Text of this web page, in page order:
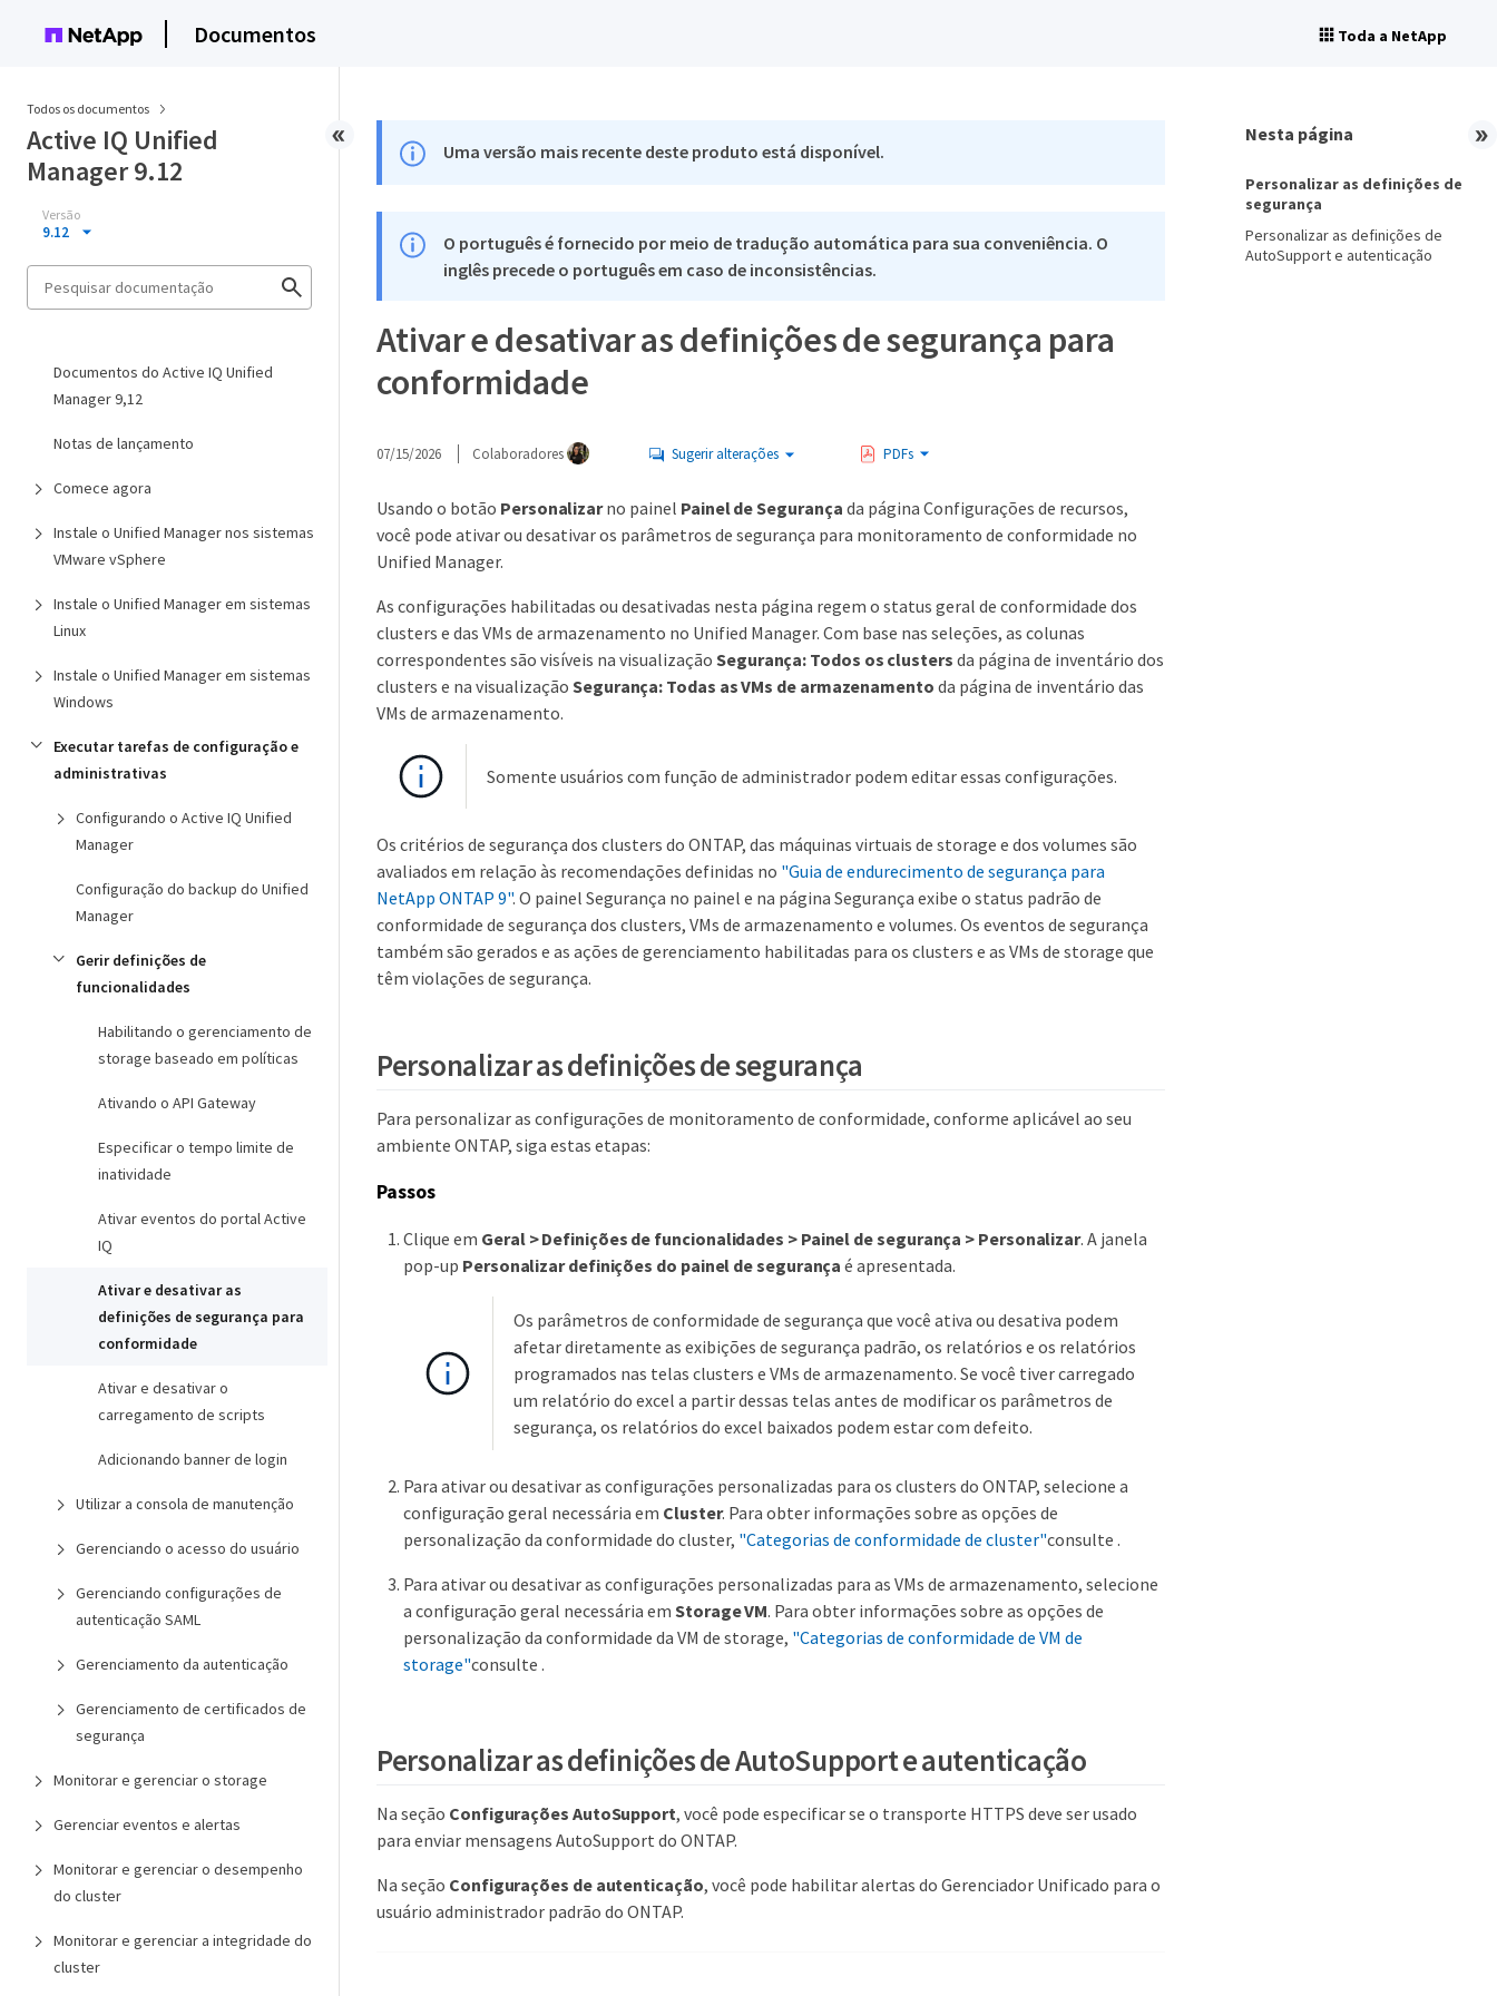
Documentos Toda a NetApp
Todos os documentos
Active IQ Unified
Manager 9.12
Versão
9.12
Documentos do Active IQ Unified
Manager 9,12
Notas de lançamento
Comece agora
Instale o Unified Manager nos sistemas
VMware vSphere
Instale o Unified Manager em sistemas
Linux
Instale o Unified Manager em sistemas
Windows
Executar tarefas de configuração e
administrativas
Configurando o Active IQ Unified
Manager
Configuração do backup do Unified
Manager
Gerir definições de
funcionalidades
Habilitando o gerenciamento de
storage baseado em políticas
Ativando o API Gateway
Especificar o tempo limite de
inatividade
Ativar eventos do portal Active
IQ
Ativar e desativar as
definições de segurança para
conformidade
Ativar e desativar o
carregamento de scripts
Adicionando banner de login
Utilizar a consola de manutenção
Gerenciando o acesso do usuário
Gerenciando configurações de
autenticação SAML
Gerenciamento da autenticação
Gerenciamento de certificados de
segurança
Monitorar e gerenciar o storage
Gerenciar eventos e alertas
Monitorar e gerenciar o desempenho
do cluster
Monitorar e gerenciar a integridade do
cluster
Uma versão mais recente deste produto está disponível.
O português é fornecido por meio de tradução automática para sua conveniência. O
inglês precede o português em caso de inconsistências.
Ativar e desativar as definições de segurança para
conformidade
07/15/2026 Colaboradores Sugerir alterações PDFs
Usando o botão Personalizarno painel Painel de Segurança da página Configurações de recursos,
você pode ativar ou desativar os parâmetros de segurança para monitoramento de conformidade no
Unified Manager.
As configurações habilitadas ou desativadas nesta página regem o status geral de conformidade dos
clusters e das VMs de armazenamento no Unified Manager. Com base nas seleções, as colunas
correspondentes são visíveis na visualização Segurança: Todos os clusters da página de inventário dos
clusters e na visualização Segurança: Todas as VMs de armazenamento da página de inventário das
VMs de armazenamento.
Somente usuários com função de administrador podem editar essas configurações.
Os critérios de segurança dos clusters do ONTAP, das máquinas virtuais de storage e dos volumes são
avaliados em relação às recomendações definidas no "Guia de endurecimento de segurança para
NetApp ONTAP 9". O painel Segurança no painel e na página Segurança exibe o status padrão de
conformidade de segurança dos clusters, VMs de armazenamento e volumes. Os eventos de segurança
também são gerados e as ações de gerenciamento habilitadas para os clusters e as VMs de storage que
têm violações de segurança.
Personalizar as definições de segurança
Para personalizar as configurações de monitoramento de conformidade, conforme aplicável ao seu
ambiente ONTAP, siga estas etapas:
Passos
Clique em Geral > Definições de funcionalidades > Painel de segurança > Personalizar. A janela
pop-up Personalizar definições do painel de segurança é apresentada.
Os parâmetros de conformidade de segurança que você ativa ou desativa podem
afetar diretamente as exibições de segurança padrão, os relatórios e os relatórios
programados nas telas clusters e VMs de armazenamento. Se você tiver carregado
um relatório do excel a partir dessas telas antes de modificar os parâmetros de
segurança, os relatórios do excel baixados podem estar com defeito.
Para ativar ou desativar as configurações personalizadas para os clusters do ONTAP, selecione a
configuração geral necessária em Cluster. Para obter informações sobre as opções de
personalização da conformidade do cluster, "Categorias de conformidade de cluster"consulte .
Para ativar ou desativar as configurações personalizadas para as VMs de armazenamento, selecione
a configuração geral necessária em Storage VM. Para obter informações sobre as opções de
personalização da conformidade da VM de storage, "Categorias de conformidade de VM de
storage"consulte .
Personalizar as definições de AutoSupport e autenticação
Na seção Configurações AutoSupport, você pode especificar se o transporte HTTPS deve ser usado
para enviar mensagens AutoSupport do ONTAP.
Na seção Configurações de autenticação, você pode habilitar alertas do Gerenciador Unificado para o
usuário administrador padrão do ONTAP.
Nesta página
Personalizar as definições de
segurança
Personalizar as definições de
AutoSupport e autenticação